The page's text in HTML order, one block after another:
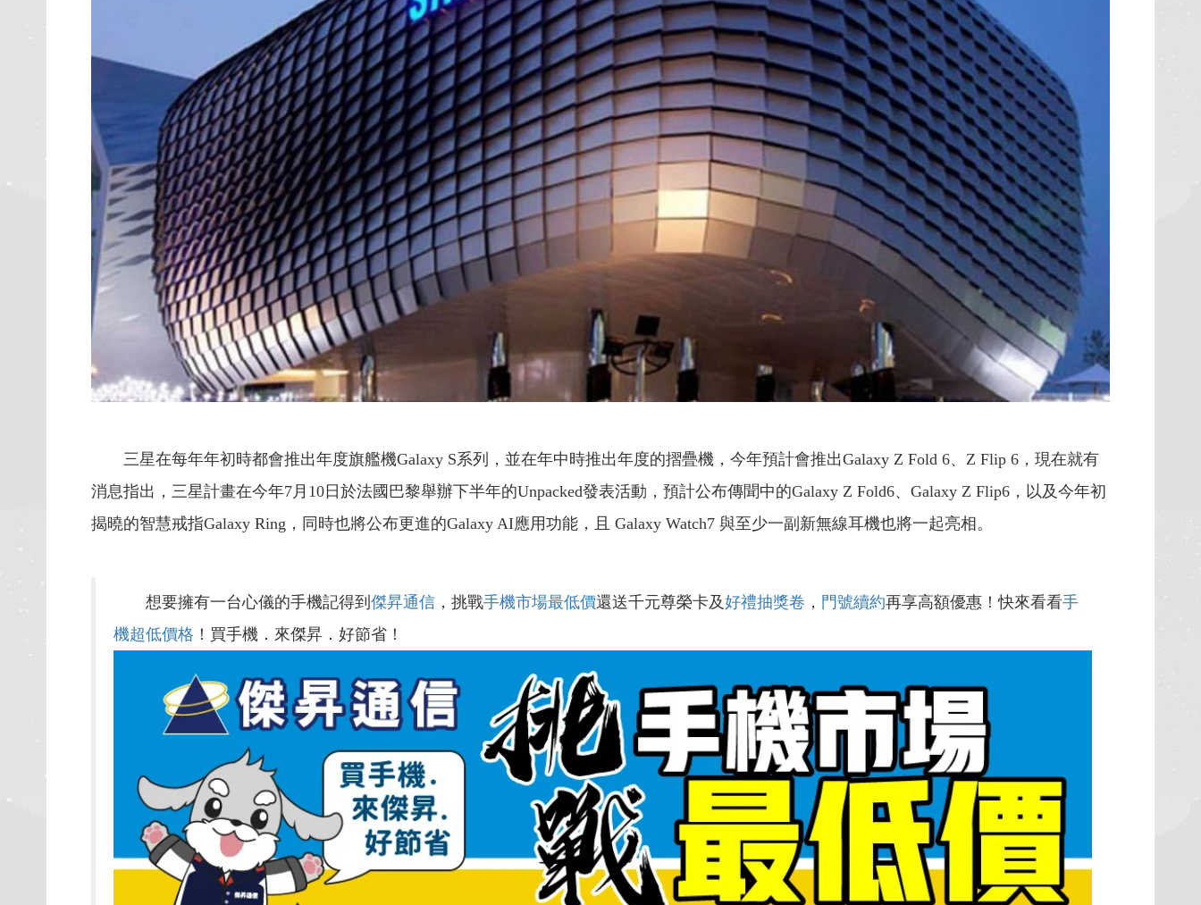
三星在每年年初時都會推出年度旗艦機Galaxy S系列，並在年中時推出年度的摺疊機，今年預計會推出Galaxy Z Fold 6、Z Flip 6，現在就有
消息指出，三星計畫在今年7月10日於法國巴黎舉辦下半年的Unpacked發表活動，預計公布傳聞中的Galaxy Z Fold6、Galaxy Z Flip6，以及今年初
揭曉的智慧戒指Galaxy Ring，同時也將公布更進的Galaxy AI應用功能，且 Galaxy Watch7 與至少一副新無線耳機也將一起亮相。
想要擁有一台心儀的手機記得到 傑昇通信 ，挑戰手機市場最低價還送千元尊榮卡及好禮抽獎卷 ， 門號續約再享高額優惠！快來看看手
機超低價格 ！買手機．來傑昇．好節省！